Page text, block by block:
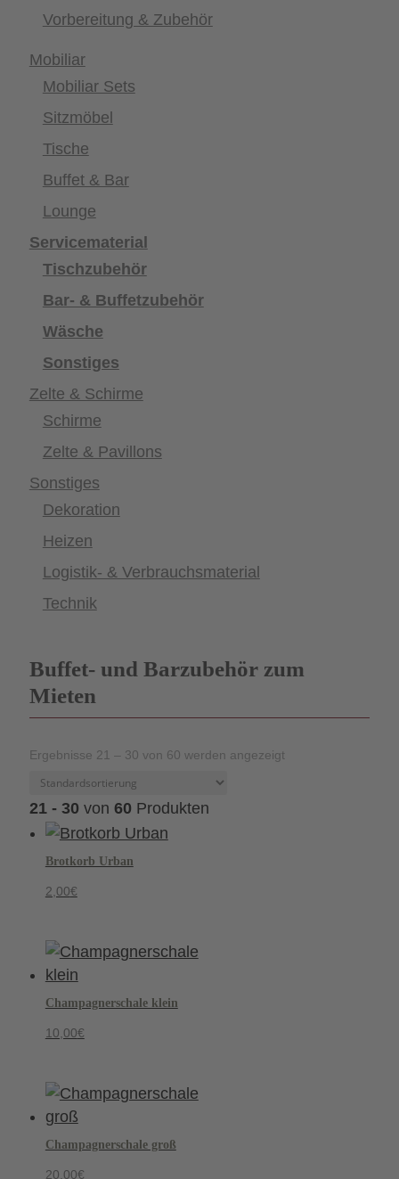
Vorbereitung & Zubehör
Mobiliar
Mobiliar Sets
Sitzmöbel
Tische
Buffet & Bar
Lounge
Servicematerial
Tischzubehör
Bar- & Buffetzubehör
Wäsche
Sonstiges
Zelte & Schirme
Schirme
Zelte & Pavillons
Sonstiges
Dekoration
Heizen
Logistik- & Verbrauchsmaterial
Technik
Buffet- und Barzubehör zum
Mieten
Ergebnisse 21 – 30 von 60 werden angezeigt
21 - 30 von 60 Produkten
Brotkorb Urban
2,00€
Champagnerschale klein
10,00€
Champagnerschale groß
20,00€